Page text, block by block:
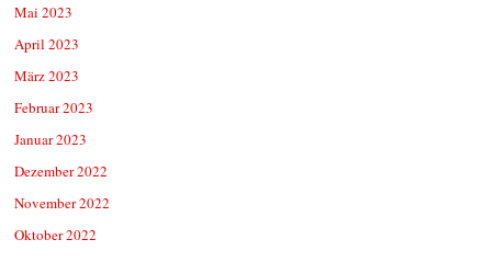
Mai 2023
April 2023
März 2023
Februar 2023
Januar 2023
Dezember 2022
November 2022
Oktober 2022